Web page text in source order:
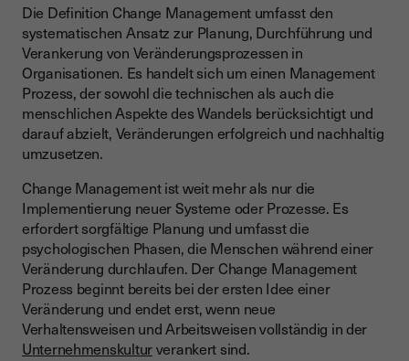
Die Definition Change Management umfasst den
systematischen Ansatz zur Planung, Durchführung und
Verankerung von Veränderungsprozessen in
Organisationen. Es handelt sich um einen Management
Prozess, der sowohl die technischen als auch die
menschlichen Aspekte des Wandels berücksichtigt und
darauf abzielt, Veränderungen erfolgreich und nachhaltig
umzusetzen.
Change Management ist weit mehr als nur die
Implementierung neuer Systeme oder Prozesse. Es
erfordert sorgfältige Planung und umfasst die
psychologischen Phasen, die Menschen während einer
Veränderung durchlaufen. Der Change Management
Prozess beginnt bereits bei der ersten Idee einer
Veränderung und endet erst, wenn neue
Verhaltensweisen und Arbeitsweisen vollständig in der
Unternehmenskulturverankert sind.